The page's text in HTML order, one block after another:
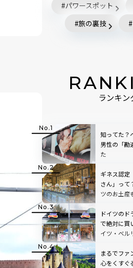
パワースポット
旅の裏技
ランキン
知ってた？
男性の「勘
た
ギネス認定
さん」って
ツのお土産
ドイツの
で絶対に買
イツ・ベル
まるでファ
心をくすぐ